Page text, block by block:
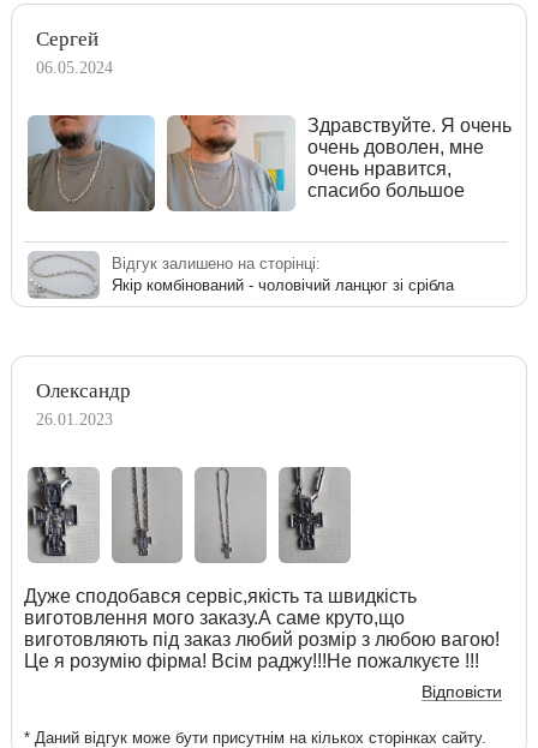
Сергей
06.05.2024
Здравствуйте. Я очень
очень доволен, мне
очень нравится,
спасибо большое
Відгук залишено на сторінці:
Якір комбінований - чоловічий ланцюг зі срібла
Олександр
26.01.2023
Дуже сподобався сервіс,якість та швидкість
виготовлення мого заказу.А саме круто,що
виготовляють під заказ любий розмір з любою вагою!
Це я розумію фірма! Всім раджу!!!Не пожалкуєте !!!
Відповісти
* Даний відгук може бути присутнім на кількох сторінках сайту.